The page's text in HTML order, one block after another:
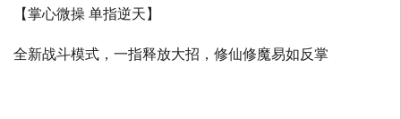
【掌心微操 单指逆天】
全新战斗模式，一指释放大招，修仙修魔易如反掌